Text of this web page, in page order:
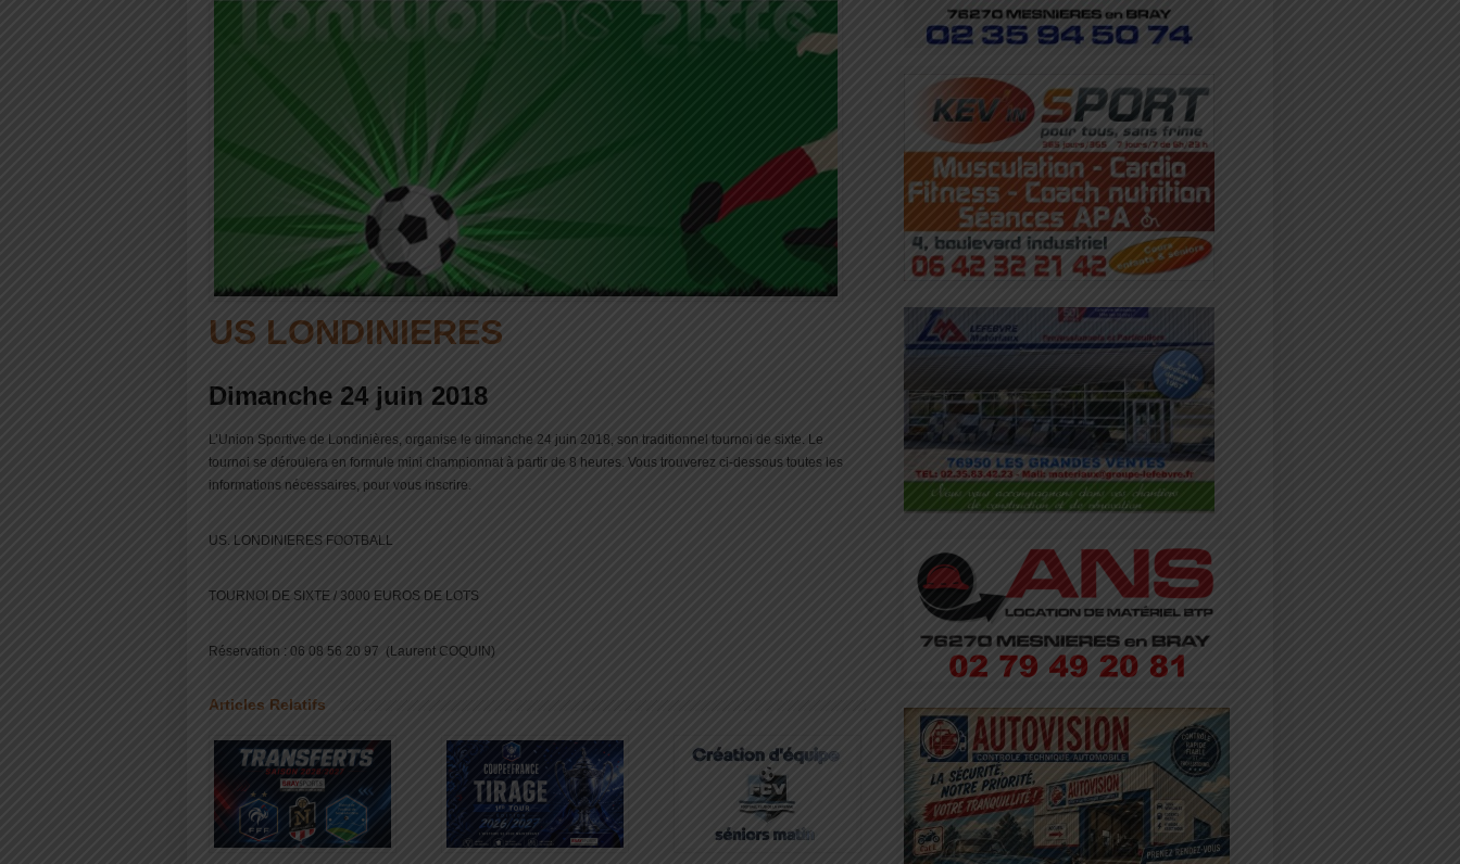
US LONDINIERES
Dimanche 24 juin 2018
L’Union Sportive de Londinières, organise le dimanche 24 juin 2018, son traditionnel tournoi de sixte. Le
tournoi se déroulera en formule mini championnat à partir de 8 heures. Vous trouverez ci-dessous toutes les
informations nécessaires, pour vous inscrire.
US. LONDINIERES FOOTBALL
TOURNOI DE SIXTE / 3000 EUROS DE LOTS
Réservation : 06 08 56 20 97 (Laurent COQUIN)
Articles Relatifs